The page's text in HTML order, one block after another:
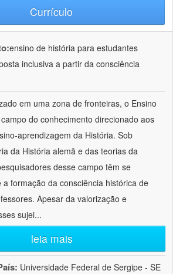
Currículo
ensino de história para estudantes
inclusiva a partir da consciência
em uma zona de fronteiras, o Ensino
do conhecimento direcionado aos
aprendizagem da História. Sob
da História alemã e das teorias da
desse campo têm se
formação da consciência histórica de
Apesar da valorização e
sujei...
leia mais
Universidade Federal de Sergipe - SE